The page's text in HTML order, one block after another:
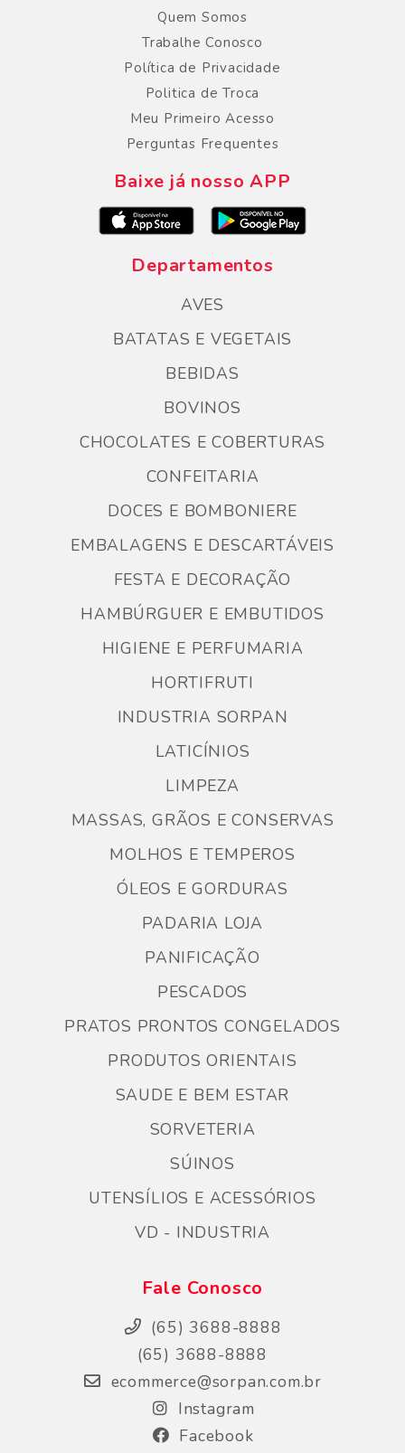
Quem Somos
Trabalhe Conosco
Política de Privacidade
Politica de Troca
Meu Primeiro Acesso
Perguntas Frequentes
Baixe já nosso APP
Departamentos
AVES
BATATAS E VEGETAIS
BEBIDAS
BOVINOS
CHOCOLATES E COBERTURAS
CONFEITARIA
DOCES E BOMBONIERE
EMBALAGENS E DESCARTÁVEIS
FESTA E DECORAÇÃO
HAMBÚRGUER E EMBUTIDOS
HIGIENE E PERFUMARIA
HORTIFRUTI
INDUSTRIA SORPAN
LATICÍNIOS
LIMPEZA
MASSAS, GRÃOS E CONSERVAS
MOLHOS E TEMPEROS
ÓLEOS E GORDURAS
PADARIA LOJA
PANIFICAÇÃO
PESCADOS
PRATOS PRONTOS CONGELADOS
PRODUTOS ORIENTAIS
SAUDE E BEM ESTAR
SORVETERIA
SÚINOS
UTENSÍLIOS E ACESSÓRIOS
VD - INDUSTRIA
Fale Conosco
(65) 3688-8888
(65) 3688-8888
ecommerce@sorpan.com.br
Instagram
Facebook